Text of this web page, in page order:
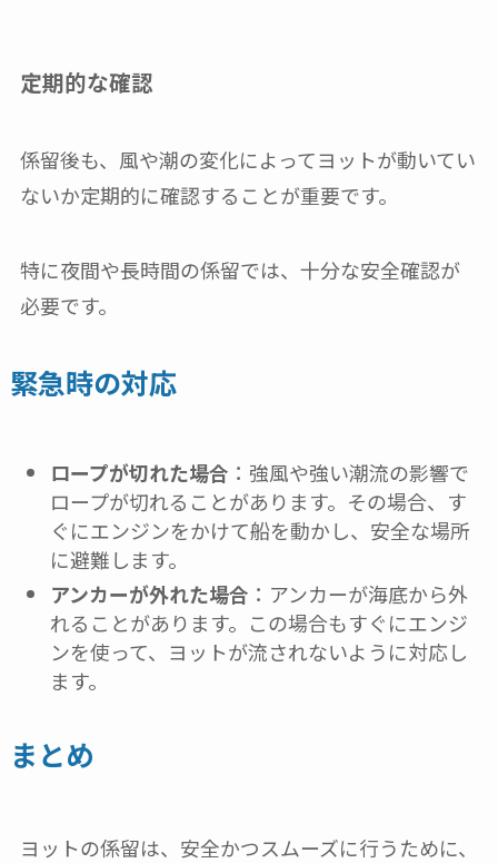
定期的な確認
係留後も、風や潮の変化によってヨットが動いてい
ないか定期的に確認することが重要です。
特に夜間や長時間の係留では、十分な安全確認が
必要です。
緊急時の対応
ロープが切れた場合 ：強風や強い潮流の影響で
ロープが切れることがあります。その場合、す
ぐにエンジンをかけて船を動かし、安全な場所
に避難します。
アンカーが外れた場合 ：アンカーが海底から外
れることがあります。この場合もすぐにエンジ
ンを使って、ヨットが流されないように対応し
ます。
まとめ
ヨットの係留は、安全かつスムーズに行うために、